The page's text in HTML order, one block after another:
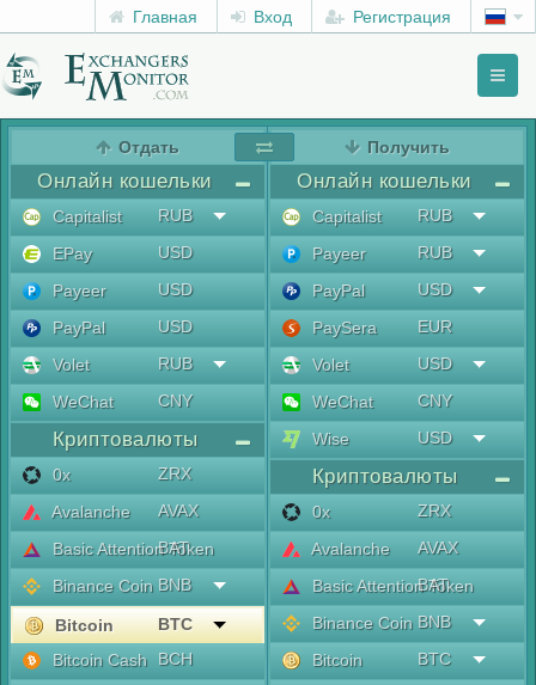
Главная Вход Регистрация
Отдать
Онлайн кошельки
Capitalist
RUB
EPay
USD
Payeer
USD
PayPal
USD
Volet
RUB
WeChat
CNY
Криптовалюты
0x
ZRX
Avalanche
AVAX
Basic Attention Token
BAT
Binance Coin BNB
Bitcoin
BTC
Bitcoin Cash
BCH
Получить
Онлайн кошельки
Capitalist
RUB
Payeer
RUB
PayPal
USD
PaySera
EUR
Volet
USD
WeChat
CNY
Wise
USD
Криптовалюты
0x
ZRX
Avalanche
AVAX
Basic Attention Token
BAT
Binance Coin BNB
Bitcoin
BTC